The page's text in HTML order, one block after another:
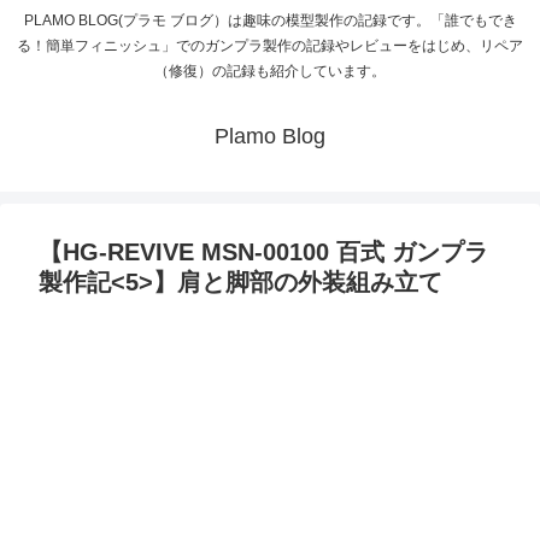
PLAMO BLOG(プラモ ブログ）は趣味の模型製作の記録です。「誰でもでき
る！簡単フィニッシュ」でのガンプラ製作の記録やレビューをはじめ、リペア
（修復）の記録も紹介しています。
Plamo Blog
【HG-REVIVE MSN-00100 百式 ガンプラ
製作記<5>】肩と脚部の外装組み立て